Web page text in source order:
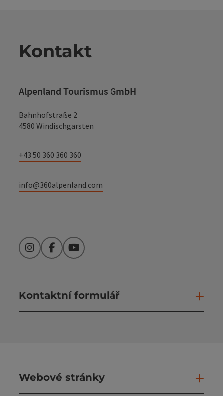
Kontakt
Alpenland Tourismus GmbH
Bahnhofstraße 2
4580 Windischgarsten
+43 50 360 360 360
info@360alpenland.com
InstagramFacebookYouTube
Kontaktní formulář
Webové stránky